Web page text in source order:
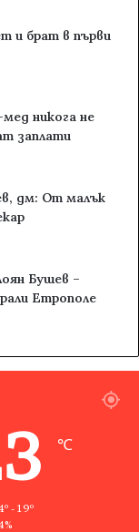
и брат в първи
никога не
заплати
дм: От малък
Бушев –
Етрополе
℃
- 19º